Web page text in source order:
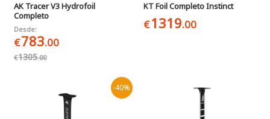
AK Tracer V3 Hydrofoil
Completo
Desde:
€783.00
€1305.00
KT Foil Completo Instinct
€1319.00
-40%